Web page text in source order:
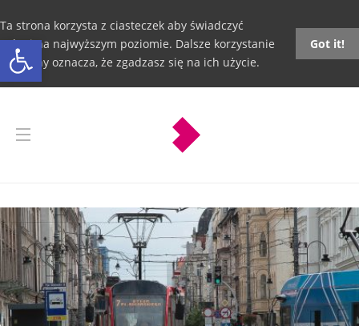
Otwórz pasek narzędzi
Ta strona korzysta z ciasteczek aby świadczyć
usługi na najwyższym poziomie. Dalsze korzystanie
ze strony oznacza, że zgadzasz się na ich użycie.
Got it!